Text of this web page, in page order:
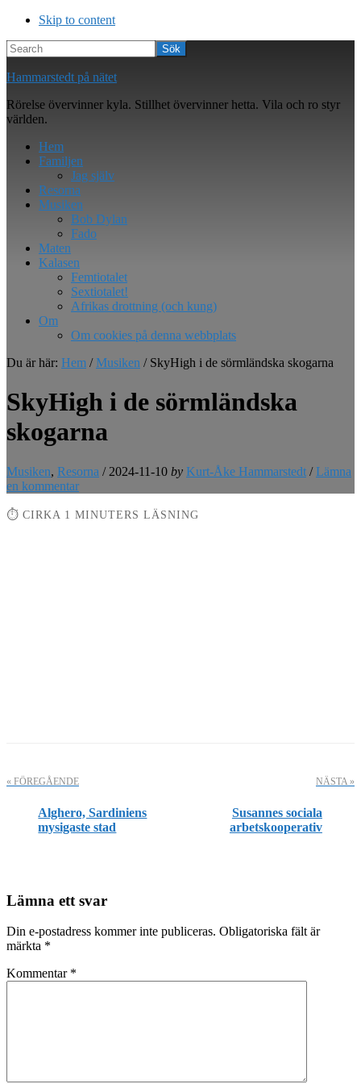
Skip to content
Search
Hammarstedt på nätet
Rörelse övervinner kyla. Stillhet övervinner hetta. Vila och ro styr
världen.
Hem
Familjen
Jag själv
Resorna
Musiken
Bob Dylan
Fado
Maten
Kalasen
Femtiotalet
Sextiotalet!
Afrikas drottning (och kung)
Om
Om cookies på denna webbplats
Du är här: Hem / Musiken /SkyHigh i de sörmländska skogarna
SkyHigh i de sörmländska
skogarna
Musiken, Resorna / 2024-11-10 by Kurt-Åke Hammarstedt /Lämna
en kommentar
⏱ CIRKA 1 MINUTERS LÄSNING
« FÖREGÅENDE
Alghero, Sardiniens
mysigaste stad
NÄSTA »
Susannes sociala
arbetskooperativ
Lämna ett svar
Din e-postadress kommer inte publiceras. Obligatoriska fält är
märkta *
Kommentar *